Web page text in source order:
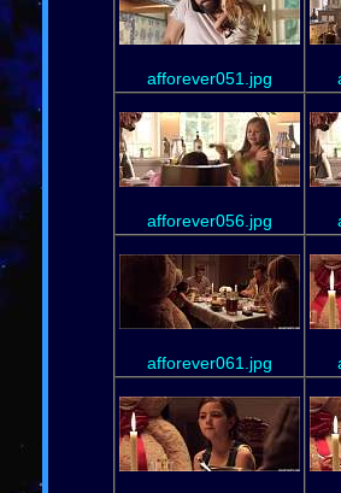
afforever051.jpg
afforever056.jpg
afforever061.jpg